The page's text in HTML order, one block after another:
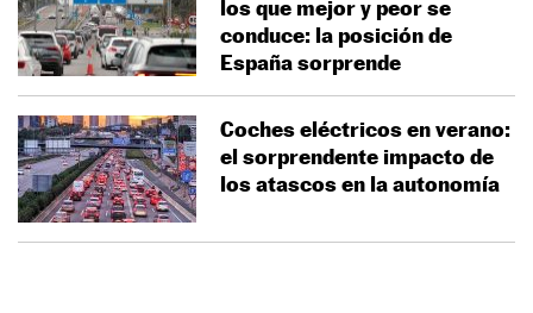
los que mejor y peor se
conduce: la posición de
España sorprende
Coches eléctricos en verano:
el sorprendente impacto de
los atascos en la autonomía